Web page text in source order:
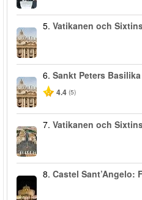
5. Vatikanen och
6. Sankt Peters
4.4 (5)
7. Vatikanen och
8. Castel Sant’Angelo: